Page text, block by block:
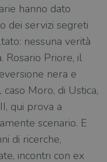
hanno dato
dei servizi segreti
nessuna verità
Rosario Priore, il
nera e
Moro, di Ustica,
qui prova a
scenario. E
di ricerche,
incontri con ex